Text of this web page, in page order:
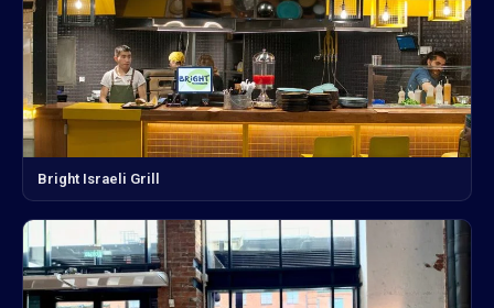
Bright Israeli Grill